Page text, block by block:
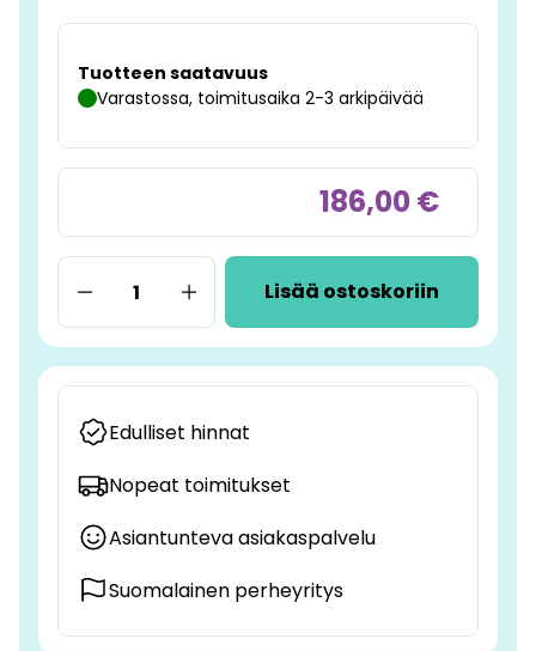
Tuotteen saatavuus
Varastossa, toimitusaika 2-3 arkipäivää
186,00 €
Lisää ostoskoriin
Edulliset hinnat
Nopeat toimitukset
Asiantunteva asiakaspalvelu
Suomalainen perheyritys